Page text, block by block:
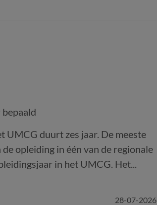
UMCG duurt zes jaar. De meeste
opleiding in één van de regionale
in het UMCG. Het...
28-07-2026